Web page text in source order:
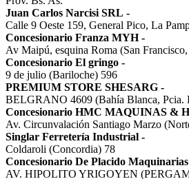
Juan Carlos Narcisi SRL -
Calle 9 Oeste 159, General Pico, La
Concesionario Franza MYH -
Av Maipú, esquina Roma (San
Concesionario El gringo -
9 de julio (Bariloche) 596
PREMIUM STORE SHESARG -
BELGRANO 4609 (Bahía Blanca, Pcia.
Concesionario HMC MAQUINAS &
Av. Circunvalación Santiago Marzo
Singlar Ferretería Industrial -
Coldaroli (Concordia) 78
Concesionario De Placido Maquinarias
AV. HIPOLITO YRIGOYEN